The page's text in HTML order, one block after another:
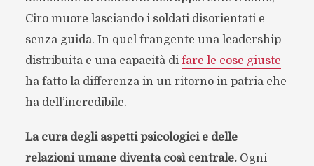
Ciro muore lasciando i soldati disorientati e
senza guida. In quel frangente una leadership
distribuita e una capacità di fare le cose giuste
ha fatto la differenza in un ritorno in patria che
ha dell’incredibile.
La cura degli aspetti psicologici e delle
relazioni umane diventa così centrale.Ogni